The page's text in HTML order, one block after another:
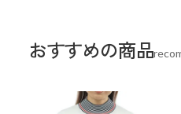
おすすめの商品